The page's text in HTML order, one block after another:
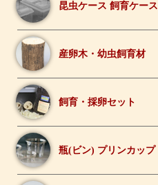
昆虫ケース 飼育ケース
産卵木・幼虫飼育材
飼育・採卵セット
瓶(ビン) プリンカップ